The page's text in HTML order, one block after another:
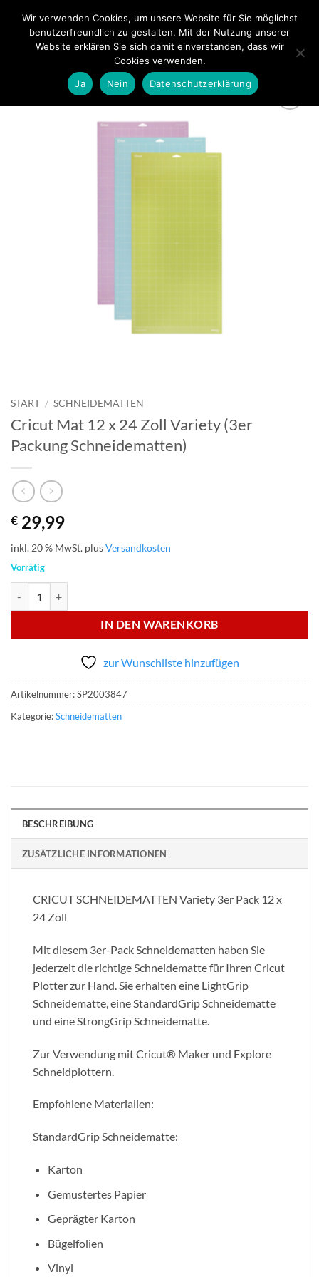
Inhalt
springen
0
START / SCHNEIDEMATTEN
Cricut Mat 12 x 24 Zoll Variety (3er
Packung Schneidematten)
€ 29,99
inkl. 20 % MwSt. plusVersandkosten
Vorrätig
IN DEN WARENKORB
zur Wunschliste hinzufügen
Artikelnummer:SP2003847
Kategorie:Schneidematten
BESCHREIBUNG
ZUSÄTZLICHE INFORMATIONEN
CRICUT SCHNEIDEMATTEN Variety 3er Pack 12 x
24 Zoll
Mit diesem 3er-Pack Schneidematten haben Sie
jederzeit die richtige Schneidematte für Ihren Cricut
Plotter zur Hand. Sie erhalten eine LightGrip
Schneidematte, eine StandardGrip Schneidematte
und eine StrongGrip Schneidematte.
Zur Verwendung mit Cricut® Maker und Explore
Schneidplottern.
Empfohlene Materialien:
StandardGrip Schneidematte:
Karton
Gemustertes Papier
Geprägter Karton
Bügelfolien
Vinyl
Wir verwenden Cookies, um unsere Website für Sie möglichst
benutzerfreundlich zu gestalten. Mit der Nutzung unserer
Website erklären Sie sich damit einverstanden, dass wir
Cookies verwenden.
Ja
Nein Datenschutzerklärung